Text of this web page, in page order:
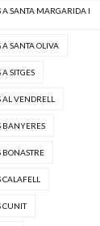
A SANTA MARGARIDA I
A SANTA OLIVA
SITGES
AL VENDRELL
BANYERES
BONASTRE
CUNIT